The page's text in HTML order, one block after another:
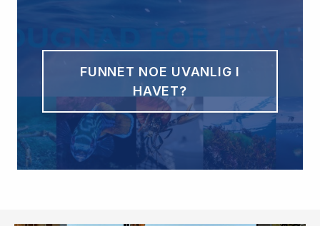
FUNNET NOE UVANLIG I
HAVET?